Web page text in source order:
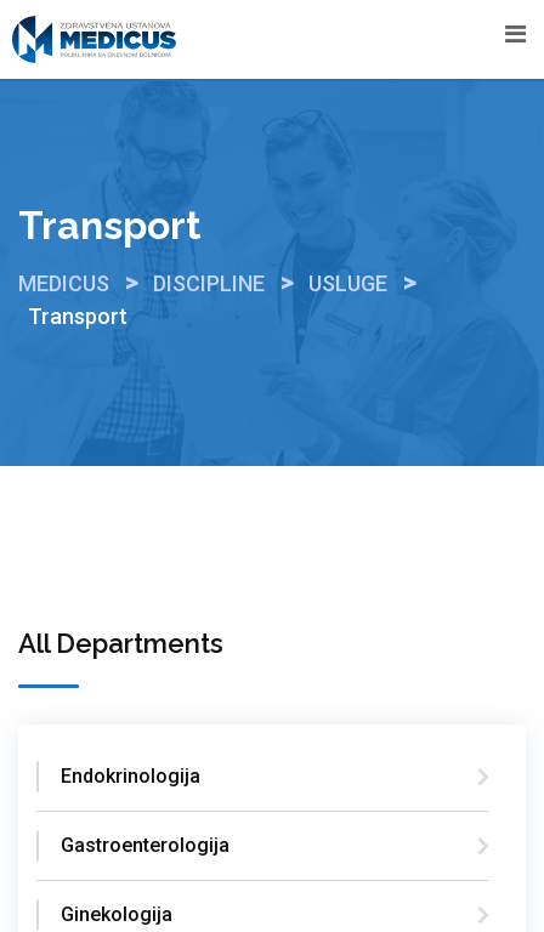
Skip
to
content
Transport
MEDICUS > DISCIPLINE > USLUGE >
Transport
All Departments
Endokrinologija
Gastroenterologija
Ginekologija